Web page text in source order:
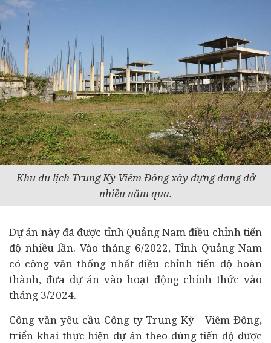
Khu du lịch Trung Kỳ Viêm Đông xây dựng dang dở
nhiều năm qua.
Dự án này đã được tỉnh Quảng Nam điều chỉnh tiến
độ nhiều lần. Vào tháng 6/2022, Tỉnh Quảng Nam
có công văn thống nhất điều chỉnh tiến độ hoàn
thành, đưa dự án vào hoạt động chính thức vào
tháng 3/2024.
Công văn yêu cầu Công ty Trung Kỳ - Viêm Đông,
triển khai thực hiện dự án theo đúng tiến độ được